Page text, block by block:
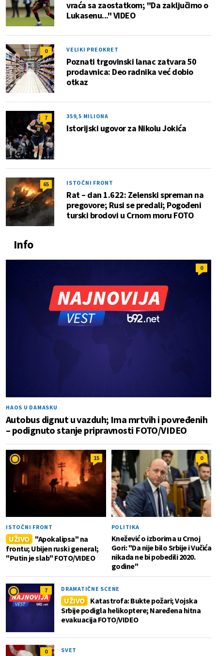
vraća sa zaostatkom; "Da zaključimo o
Lukasenu..." VIDEO
0 VELIKI PREOKRET
Poznati trgovinski lanac zatvara 50
prodavnica: Deo radnika već dobio
otkaz
7 359,5 MILIONA
Istorijski ugovor za Nikolu Jokića
65 ISTOČNI FRONT
Rat – dan 1.622: Zelenski spreman na
pregovore; Rusi se predali; Pogođeni
turski brodovi u Crnom moru FOTO
Info
0
HAOS U DAMASKU
Autobus dignut u vazduh; Ima mrtvih i povređenih
– podignuto stanje pripravnosti FOTO/VIDEO
15
ISTOČNI FRONT
UŽIVO
"Apokalipsa" na
frontu; Ubijen ruski general;
"Putin je slab" FOTO/VIDEO
0
POLITIKA
Knežević o izborima u Crnoj
Gori: "Da nije bilo Srbije i Vučića
nikada ne bi pobedili 2020.
godine"
7 DRAMATIČNE SCENE
UŽIVO
Katastrofa: Bukte požari; Vojska
Srbije podigla helikoptere; Naređena hitna
evakuacija FOTO/VIDEO
0 SVET